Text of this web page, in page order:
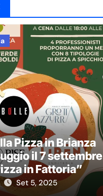
Pizza in Brianza
il 7 settembre
in Fattoria”
Set 5, 2025